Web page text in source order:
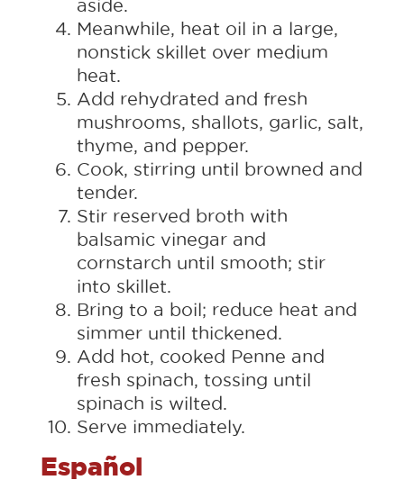
aside.
Meanwhile, heat oil in a large,
nonstick skillet over medium
heat.
Add rehydrated and fresh
mushrooms, shallots, garlic, salt,
thyme, and pepper.
Cook, stirring until browned and
tender.
Stir reserved broth with
balsamic vinegar and
cornstarch until smooth; stir
into skillet.
Bring to a boil; reduce heat and
simmer until thickened.
Add hot, cooked Penne and
fresh spinach, tossing until
spinach is wilted.
Serve immediately.
Español